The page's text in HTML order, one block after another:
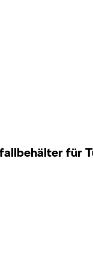
für